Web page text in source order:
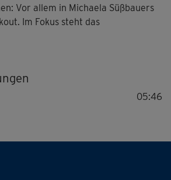
Vor allem in Michaela Süßbauers
Im Fokus steht das
Bewegungsabläufe zeigen,
05:46